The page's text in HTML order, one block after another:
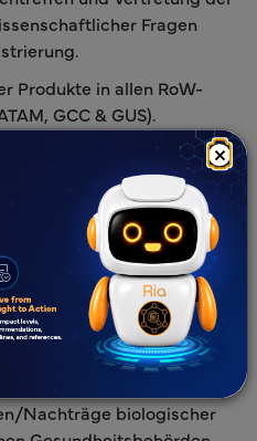
×
Fragen
Produkte in allen RoW-
GCC & GUS).
Lückenanalyse für
biologischen
Dossiererstellung in
notwendige
des Dossiers in die
der behördlichen
für CMC-
Nachträge biologischer